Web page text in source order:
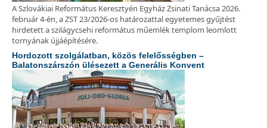
A Szlovákiai Református Keresztyén Egyház Zsinati Tanácsa 2026.
február 4-én, a ZST 23/2026-os határozattal egyetemes gyűjtést
hirdetett a szilágycsehi református műemlék templom leomlott
tornyának újjáépítésére.
Hordozott szolgálatban, közös felelősségben –
Balatonszárszón ülésezett a Generális Konvent